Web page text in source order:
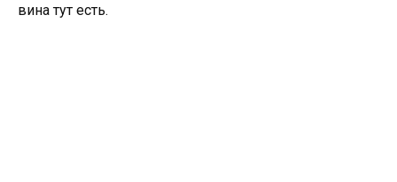
вина тут есть.